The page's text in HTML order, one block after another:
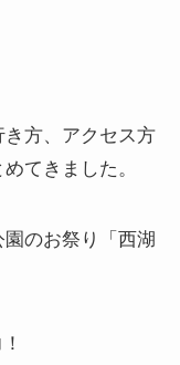
方、アクセス方
てきました。
のお祭り「西湖